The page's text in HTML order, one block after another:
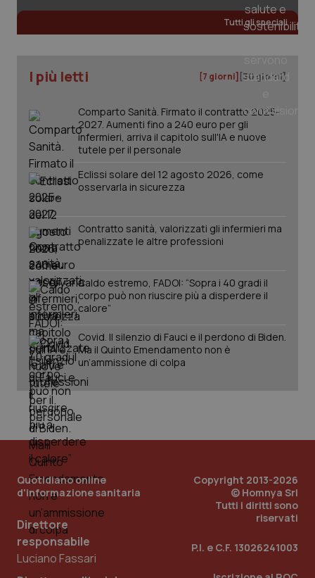
Tutti gli speciali
I più letti [7 giorni] [30 giorni]
Comparto Sanità. Firmato il contratto 2025-
2027. Aumenti fino a 240 euro per gli
infermieri, arriva il capitolo sull'IA e nuove
tutele per il personale
Eclissi solare del 12 agosto 2026, come
osservarla in sicurezza
Contratto sanità, valorizzati gli infermieri ma
penalizzate le altre professioni
Caldo estremo, FADOI: “Sopra i 40 gradi il
corpo può non riuscire più a disperdere il
calore”
Covid. Il silenzio di Fauci e il perdono di Biden.
Ma il Quinto Emendamento non è
un’ammissione di colpa
Quotidiano online
d'informazione sanitaria
Direttore
responsabile
Luciano Fassari
Copyright 2013-2026
© Homnya Srl
Tutti i diritti sono
riservati
P.I. e C.F. 13026241003
Google LLC
.quotidianosanita.it
1
mese
PHPSESSID